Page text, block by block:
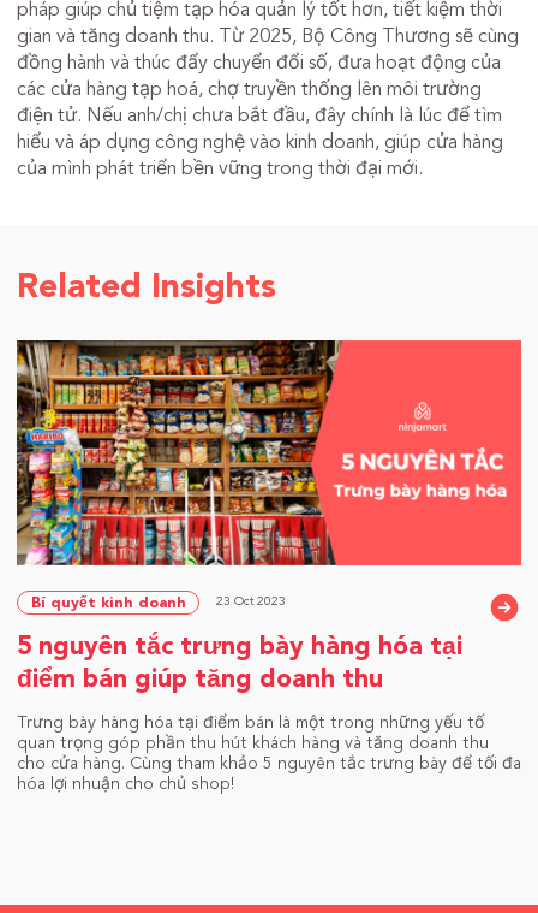
pháp giúp chủ tiệm tạp hóa quản lý tốt hơn, tiết kiệm thời
gian và tăng doanh thu. Từ 2025, Bộ Công Thương sẽ cùng
đồng hành và thúc đẩy chuyển đổi số, đưa hoạt động của
các cửa hàng tạp hoá, chợ truyền thống lên môi trường
điện tử. Nếu anh/chị chưa bắt đầu, đây chính là lúc để tìm
hiểu và áp dụng công nghệ vào kinh doanh, giúp cửa hàng
của mình phát triển bền vững trong thời đại mới.
Related Insights
Bí quyết kinh doanh 23 Oct 2023
5 nguyên tắc trưng bày hàng hóa tại
điểm bán giúp tăng doanh thu
Trưng bày hàng hóa tại điểm bán là một trong những yếu tố
quan trọng góp phần thu hút khách hàng và tăng doanh thu
cho cửa hàng. Cùng tham khảo 5 nguyên tắc trưng bày để tối đa
hóa lợi nhuận cho chủ shop!